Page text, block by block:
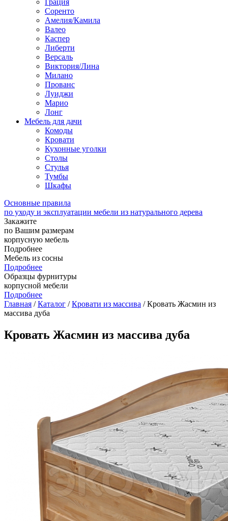
Грация
Соренто
Амелия/Камила
Валео
Каспер
Либерти
Версаль
Виктория/Лина
Милано
Прованс
Луиджи
Марио
Лонг
Мебель для дачи
Комоды
Кровати
Кухонные уголки
Столы
Стулья
Тумбы
Шкафы
Основные правила
по уходу и эксплуатации мебели из натурального дерева
Закажите
по Вашим размерам
корпусную мебель
Подробнее
Мебель из сосны
Подробнее
Образцы фурнитуры
корпусной мебели
Подробнее
Главная /Каталог /Кровати из массива / Кровать Жасмин из
массива дуба
Кровать Жасмин из массива дуба